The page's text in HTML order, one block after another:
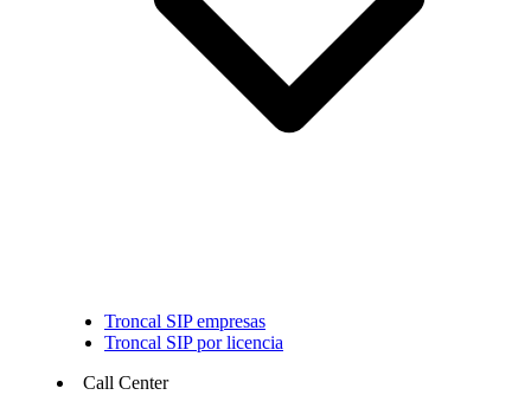
Troncal SIP empresas
Troncal SIP por licencia
Call Center